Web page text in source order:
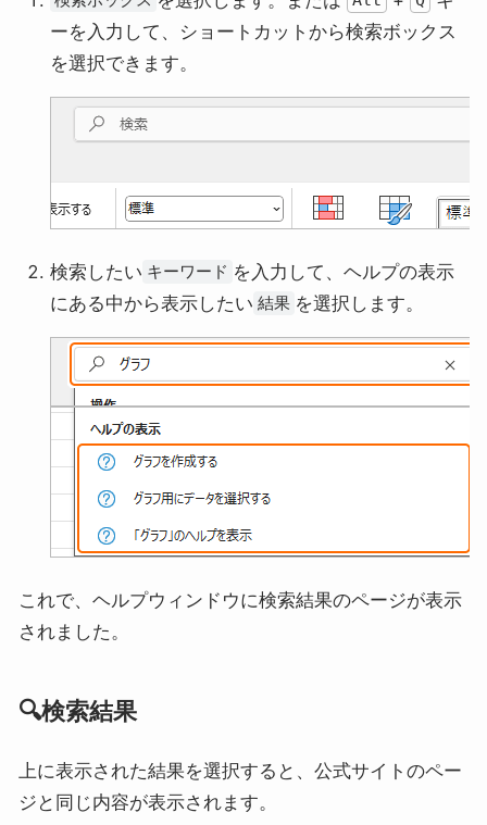
ーを入力して、ショートカットから検索ボックス
を選択できます。
検索したい キーワード を入力して、ヘルプの表示
にある中から表示したい 結果 を選択します。
これで、ヘルプウィンドウに検索結果のページが表示
されました。
🔍検索結果
上に表示された結果を選択すると、公式サイトのペー
ジと同じ内容が表示されます。